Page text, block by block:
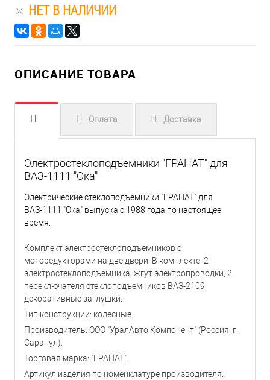
НЕТ В НАЛИЧИИ
ОПИСАНИЕ ТОВАРА
Оплата Доставка
Электростеклоподъемники "ГРАНАТ" для
ВАЗ-1111 "Ока"
Электрические стеклоподъемники "ГРАНАТ" для
ВАЗ-1111 "Ока" выпуска с 1988 года по настоящее
время.
Комплект электростеклоподъемников с
моторедукторами на две двери. В комплекте: 2
электростеклоподъемника, жгут электропроводки, 2
переключателя стеклоподъемников ВАЗ-2109,
декоративные заглушки.
Тип конструкции: колесные.
Производитель: ООО "УралАвто Компонент" (Россия, г.
Сарапул).
Торговая марка: "ГРАНАТ".
Артикул изделия по номенклатуре производителя: